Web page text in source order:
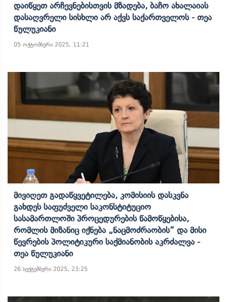
Დაიწყეთ Არჩევნებისთვის Მზადება, Ბაჩო Ახალაიას
Დასაღვრელი Სისხლი Არ Აქვს Საქართველოს - Თეა
Წულუკიანი
05 ოქტომბერი 2025, 11:21
Მივიღეთ Გადაწყვეტილება, Კომისიის Დასკვნა
Გახდეს Საფუძველი Საკონსტიტუციო
Სასამართლოში Პროცედურების Წამოწყებისა,
Რომლის Მიზანიც Იქნება „ნაცმოძრაობის“ Და Მისი
Წევრების Პოლიტიკური Საქმიანობის Აკრძალვა -
Თეა Წულუკიანი
26 სექტემბერი 2025, 23:25